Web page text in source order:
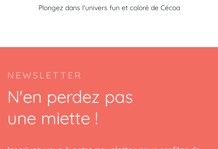
Plongez dans l'univers fun et coloré de Cécoa
NEWSLETTER
N'en perdez pas
une miette !